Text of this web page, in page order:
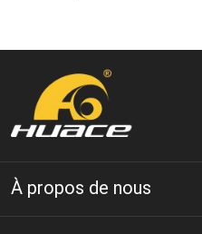
À propos de nous